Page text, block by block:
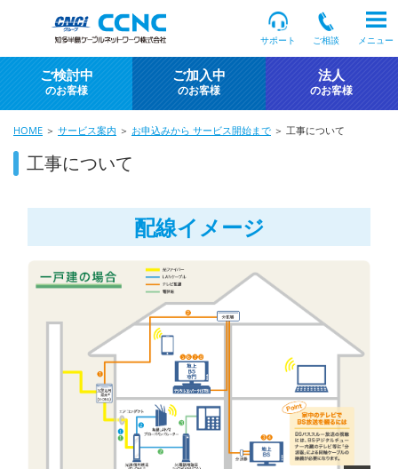
サポート ご相談 メニュー
ご検討中
のお客様
ご加入中
のお客様
法人
のお客様
HOME ＞ サービス案内 ＞ お申込みから サービス開始まで ＞ 工事について
工事について
配線イメージ